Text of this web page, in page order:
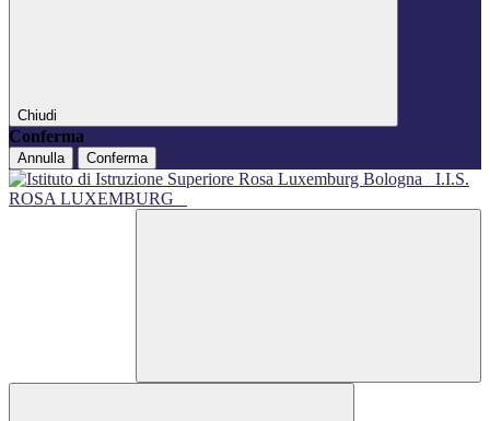
Chiudi
Conferma
Annulla Conferma
I.I.S.
ROSA LUXEMBURG